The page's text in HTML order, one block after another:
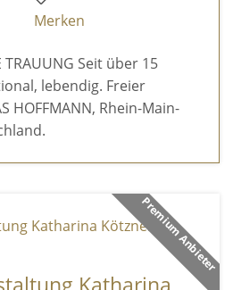
Merken
TRAUUNG Seit über 15
lebendig. Freier
HOFFMANN, Rhein-Main-
Premium Anbieter